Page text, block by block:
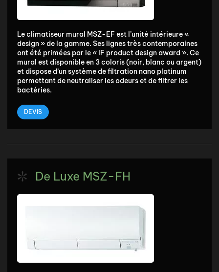
Le climatiseur mural MSZ-EF est l’unité intérieure «
design » de la gamme. Ses lignes très contemporaines
ont été primées par le « IF product design award ». Ce
mural est disponible en 3 coloris (noir, blanc ou argent)
et dispose d’un système de filtration nano platinum
permettant de neutraliser les odeurs et de filtrer les
bactéries.
DEVIS
De Luxe MSZ-FH